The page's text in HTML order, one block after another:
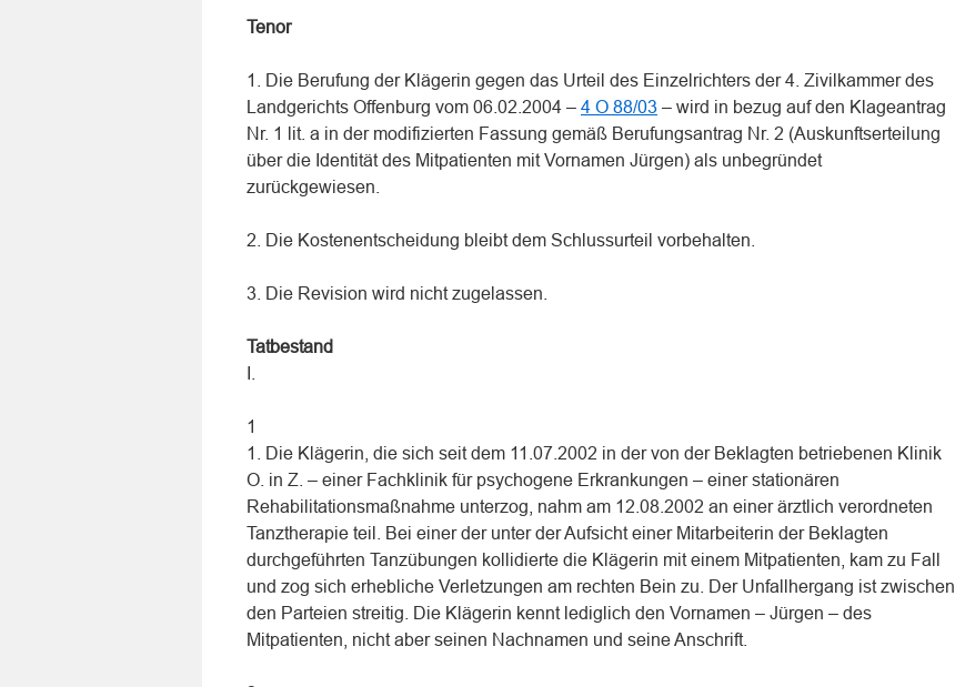
Tenor
1. Die Berufung der Klägerin gegen das Urteil des Einzelrichters der 4. Zivilkammer des
Landgerichts Offenburg vom 06.02.2004 – 4 O 88/03 – wird in bezug auf den Klageantrag
Nr. 1 lit. a in der modifizierten Fassung gemäß Berufungsantrag Nr. 2 (Auskunftserteilung
über die Identität des Mitpatienten mit Vornamen Jürgen) als unbegründet
zurückgewiesen.
2. Die Kostenentscheidung bleibt dem Schlussurteil vorbehalten.
3. Die Revision wird nicht zugelassen.
Tatbestand
1
1. Die Klägerin, die sich seit dem 11.07.2002 in der von der Beklagten betriebenen Klinik
O. in Z. – einer Fachklinik für psychogene Erkrankungen – einer stationären
Rehabilitationsmaßnahme unterzog, nahm am 12.08.2002 an einer ärztlich verordneten
Tanztherapie teil. Bei einer der unter der Aufsicht einer Mitarbeiterin der Beklagten
durchgeführten Tanzübungen kollidierte die Klägerin mit einem Mitpatienten, kam zu Fall
und zog sich erhebliche Verletzungen am rechten Bein zu. Der Unfallhergang ist zwischen
den Parteien streitig. Die Klägerin kennt lediglich den Vornamen – Jürgen – des
Mitpatienten, nicht aber seinen Nachnamen und seine Anschrift.